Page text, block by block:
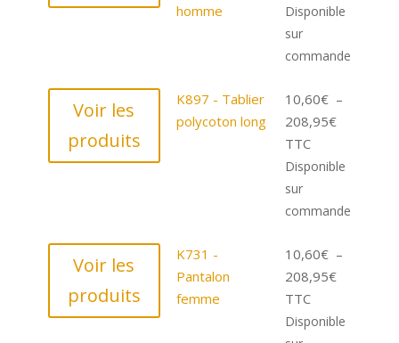
homme
prix :
à
Disponible
sur
commande
Voir les
produits
K897 - Tablier
polycoton long
10,60€ –
208,95€Plage
prix :
à
TTC
Disponible
sur
commande
Voir les
produits
K731 -
Pantalon
femme
10,60€ –
208,95€Plage
prix :
TTC
Disponible